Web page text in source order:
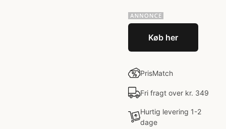
Køb her
PrisMatch
Fri fragt over kr. 349
Hurtig levering 1-2
dage